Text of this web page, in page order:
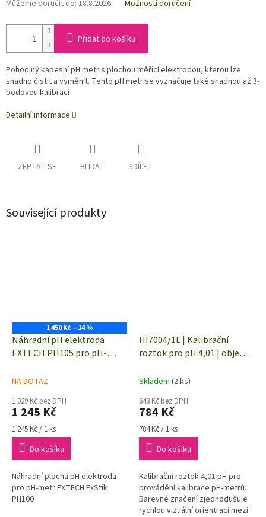
Můžeme doručit do: 18.8.2026 Možnosti doručení
Přidat do košíku
Pohodlný kapesní pH metr s plochou měřicí elektrodou, kterou lze
snadno čistit a vyměnit. Tento pH metr se vyznačuje také snadnou až 3-
bodovou kalibrací
Detailní informace
ZEPTAT SE HLÍDAT SDÍLET
Související produkty
1 450 Kč –14 %
Náhradní pH elektroda
EXTECH PH105 pro pH-
NA DOTAZ
1 029 Kč bez DPH
1 245 Kč
Měrná
cena:
1 245 Kč / 1 ks
Do košíku
Náhradní plochá pH elektroda
pro pH-metr EXTECH ExStik
PH100
HI7004/1L | Kalibrační
roztok pro pH 4,01 | objem 1
Skladem (2 ks)
648 Kč bez DPH
784 Kč
Měrná
cena:
784 Kč / 1 ks
Do košíku
Kalibrační roztok 4,01 pH pro
provádění kalibrace pH-metrů.
Barevné značení zjednodušuje
rychlou vizuální orientraci mezi